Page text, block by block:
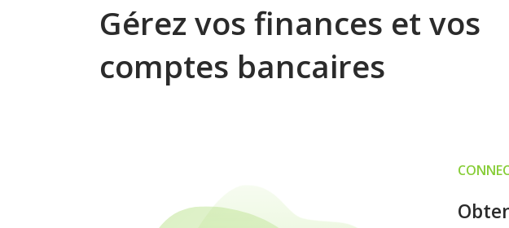
Gérez vos finances et vos
comptes bancaires